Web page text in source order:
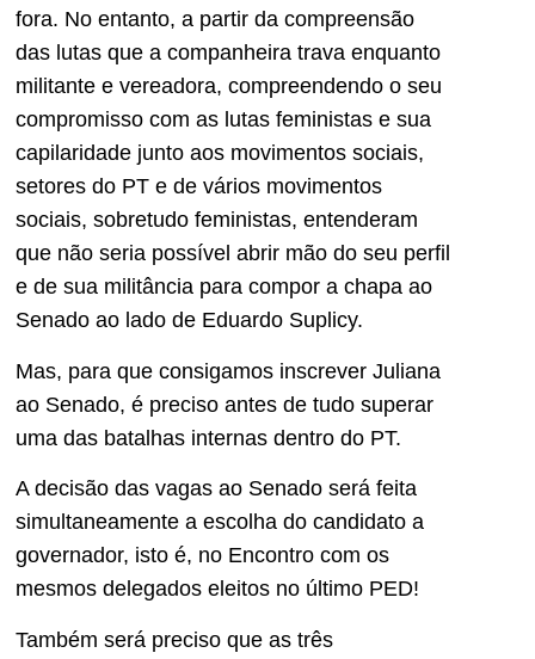
fora. No entanto, a partir da compreensão
das lutas que a companheira trava enquanto
militante e vereadora, compreendendo o seu
compromisso com as lutas feministas e sua
capilaridade junto aos movimentos sociais,
setores do PT e de vários movimentos
sociais, sobretudo feministas, entenderam
que não seria possível abrir mão do seu perfil
e de sua militância para compor a chapa ao
Senado ao lado de Eduardo Suplicy.
Mas, para que consigamos inscrever Juliana
ao Senado, é preciso antes de tudo superar
uma das batalhas internas dentro do PT.
A decisão das vagas ao Senado será feita
simultaneamente a escolha do candidato a
governador, isto é, no Encontro com os
mesmos delegados eleitos no último PED!
Também será preciso que as três